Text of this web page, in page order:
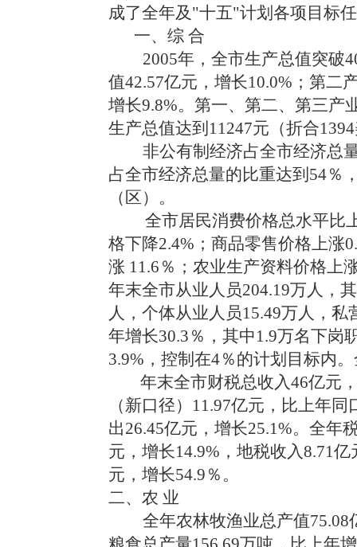
成了全年及"十五"计划各项目标
一、综 合
2005年， 全市生产总值突破
值42.57亿元，增长10.0%；第二
增长9.8%。第一、第二、第三产
生产总值达到11247元（折合
非公有制经济占全市经济总
占全市经济总量的比重达到54％
（区）。
全市居民消费价格总水平比
格下降2.4%；商品零售价格上涨
涨 11.6％；农业生产资料价格上
年末全市从业人员204.19万人，
人，个体从业人员15.49万人，
年增长30.3％，其中1.9万名下岗
3.9%，控制在4％的计划目标内
年末全市财税总收入46亿元
（新口径）11.97亿元，比上年同
出26.45亿元，增长25.1%。全年
元，增长14.9%，地税收入8.71
元，增长54.9％。
二、农 业
全年农林牧渔业总产值75.08